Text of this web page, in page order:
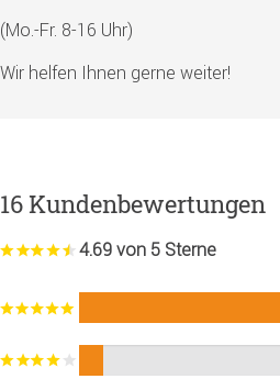
(Mo.-Fr. 8-16 Uhr)
Wir helfen Ihnen gerne weiter!
16 Kundenbewertungen
4.69 von 5 Sterne